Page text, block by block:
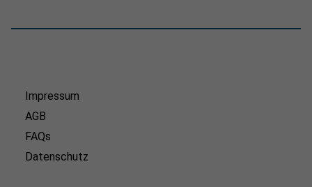
Impressum
AGB
FAQs
Datenschutz